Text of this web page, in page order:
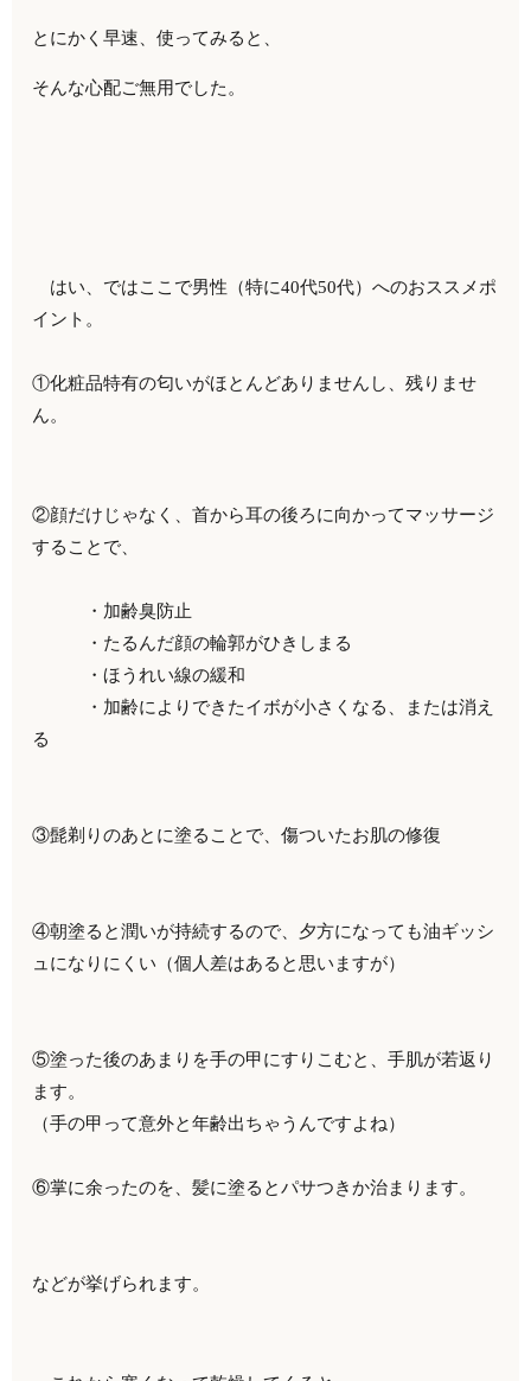
とにかく早速、使ってみると、
そんな心配ご無用でした。
はい、ではここで男性（特に40代50代）へのおススメポ
イント。
①化粧品特有の匂いがほとんどありませんし、残りませ
ん。
②顔だけじゃなく、首から耳の後ろに向かってマッサージ
することで、
・加齢臭防止
・たるんだ顔の輪郭がひきしまる
・ほうれい線の緩和
・加齢によりできたイボが小さくなる、または消え
る
③髭剃りのあとに塗ることで、傷ついたお肌の修復
④朝塗ると潤いが持続するので、夕方になっても油ギッシ
ュになりにくい（個人差はあると思いますが）
⑤塗った後のあまりを手の甲にすりこむと、手肌が若返り
ます。
（手の甲って意外と年齢出ちゃうんですよね）
⑥掌に余ったのを、髪に塗るとパサつきか治まります。
などが挙げられます。